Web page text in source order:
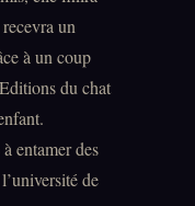
un
à un coup
du chat
entamer des
de